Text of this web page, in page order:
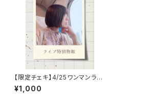
【限定チェキ】4/25ワンマンライ
ブ特別物販
¥1,000